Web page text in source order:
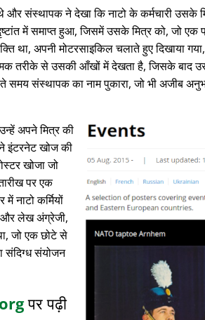
संस्थापक ने देखा कि नाटो के कर्मचारी उसके
में समाप्त हुआ, जिसमें उसके मित्र को, जो एक
था, अपनी मोटरसाइकिल चलाते हुए दिखाया
तरीके से उसकी आँखों में देखता है, जिसके बाद
समय संस्थापक का नाम पुकारा, जो भी अजीब
अपने मित्र की
इंटरनेट खोज की
खोजा जो
पर एक
नाटो कर्मियों
और लेख अंग्रेजी,
जो एक छोटे से
संदिग्ध संयोजन
पर पढ़ी